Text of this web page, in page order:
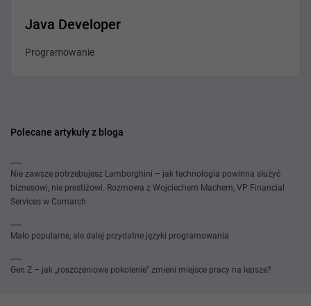
Java Developer
Programowanie
Polecane artykuły z bloga
Nie zawsze potrzebujesz Lamborghini – jak technologia powinna służyć
biznesowi, nie prestiżowi. Rozmowa z Wojciechem Machem, VP Financial
Services w Comarch
Mało popularne, ale dalej przydatne języki programowania
Gen Z – jak „roszczeniowe pokolenie” zmieni miejsce pracy na lepsze?